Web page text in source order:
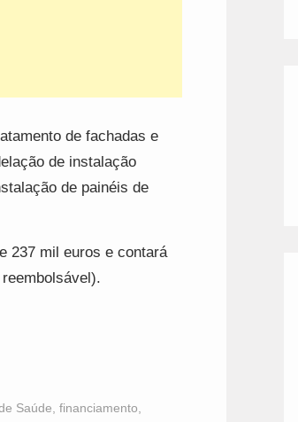
de fachadas e
de instalação
de painéis de
237 mil euros e contará
Saúde, financiamento,